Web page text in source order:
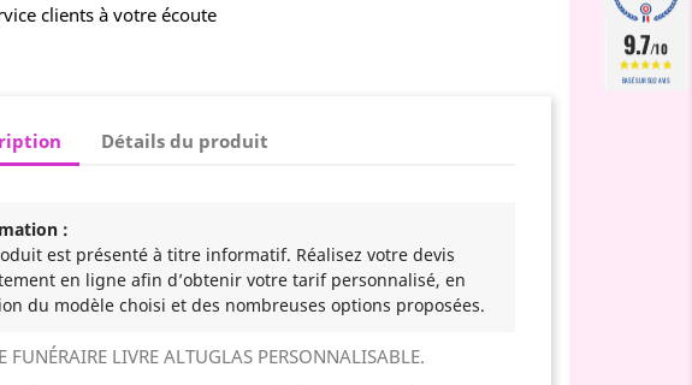
clients à votre écoute
Détails du produit
:
est présenté à titre informatif. Réalisez votre devis
en ligne afin d’obtenir votre tarif personnalisé, en
du modèle choisi et des nombreuses options proposées.
FUNÉRAIRE LIVRE ALTUGLAS PERSONNALISABLE.
9.7/10
BASÉ SUR 502 AVIS